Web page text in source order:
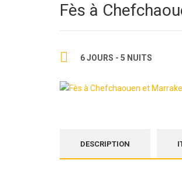
Fès à
6 JOURS - 5 NUITS
DESCRIPTION